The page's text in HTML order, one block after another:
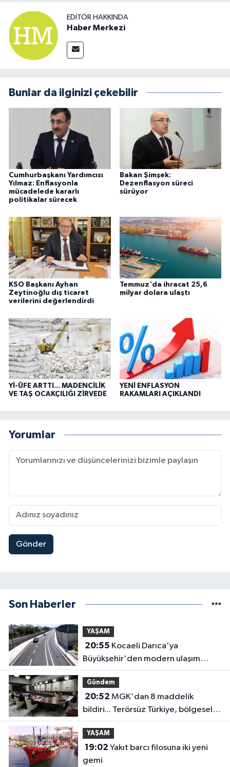
EDITÖR HAKKINDA
Haber Merkezi
Bunlar da ilginizi çekebilir
Cumhurbaşkanı Yardımcısı
Yılmaz: Enflasyonla
mücadelede kararlı
politikalar sürecek
Bakan Şimşek:
Dezenflasyon süreci
sürüyor
KSO Başkanı Ayhan
Zeytinoğlu dış ticaret
verilerini değerlendirdi
Temmuz'da ihracat 25,6
milyar dolara ulaştı
Yİ-ÜFE ARTTI... MADENCİLİK
VE TAŞ OCAKÇILIĞI ZİRVEDE
YENİ ENFLASYON
RAKAMLARI AÇIKLANDI
Yorumlar
Gönder
Son Haberler
YAŞAM
20:55
Büyükşehir'den modern ulaşım
yatırımı
Gündem
20:52
bildiri... Terörsüz Türkiye, bölgesel
güvenlik ve Gazze mesajı
YAŞAM
19:02
gemi